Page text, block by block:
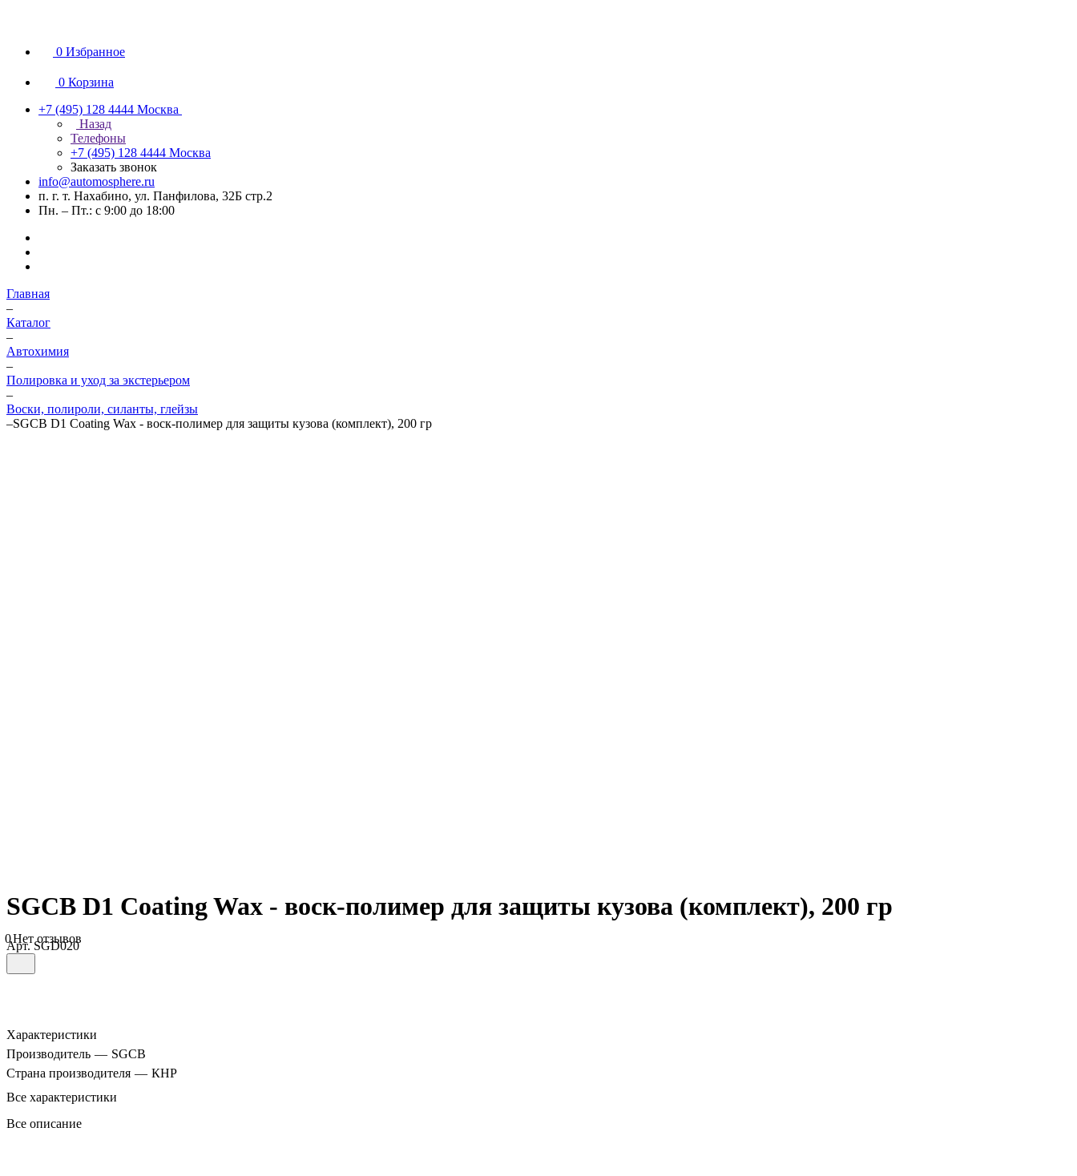
0 Избранное
0 Корзина
+7 (495) 128 4444 Москва
Назад
Телефоны
+7 (495) 128 4444 Москва
Заказать звонок
info@automosphere.ru
п. г. т. Нахабино, ул. Панфилова, 32Б стр.2
Пн. – Пт.: с 9:00 до 18:00
Главная
–
Каталог
–
Автохимия
–
Полировка и уход за экстерьером
–
Воски, полироли, силанты, глейзы
–SGCB D1 Coating Wax - воск-полимер для защиты кузова (комплект), 200 гр
SGCB D1 Coating Wax - воск-полимер для защиты кузова (комплект), 200 гр
0Нет отзывов
Арт.SGD020
Характеристики
Производитель — SGCB
Страна производителя — КНР
Все характеристики
Все описание